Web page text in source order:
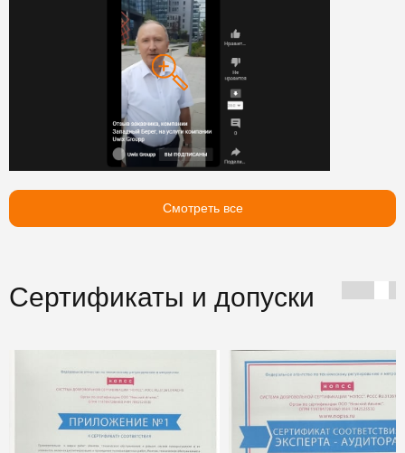
Смотреть все
Сертификаты и допуски